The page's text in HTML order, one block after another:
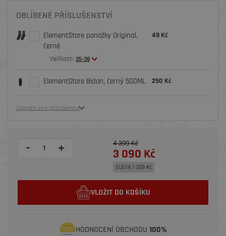
OBLÍBENÉ PŘÍSLUŠENSTVÍ
ElementStore ponožky Original,
černé
Velikost: 35-38
49 Kč
ElementStore Bidon, černý 500ML 250 Kč
Zobrazit více příslušenství
- + 4 399 Kč
3 090 Kč
SLEVA 1 309 Kč
VLOŽIT DO KOŠÍKU
HODNOCENÍ OBCHODU 100%